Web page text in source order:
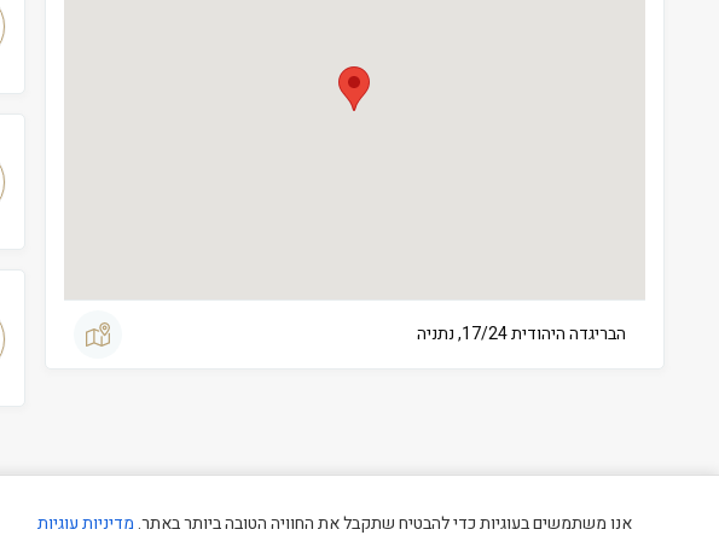
הבריגדה היהודית 17/24, נתניה
כל הזכויות שמורות לטופ סאן שירותים בע"מ © 2026
אנו משתמשים בעוגיות כדי להבטיח שתקבל את החוויה הטובה ביותר באתר.מדיניות עוגיות